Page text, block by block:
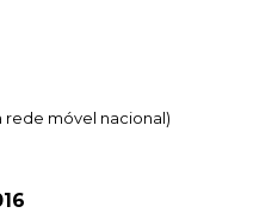
rede móvel nacional)